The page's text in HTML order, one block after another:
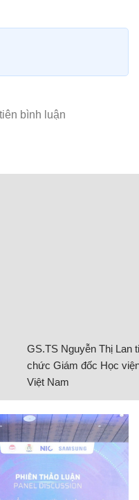
GS.TS Nguyễn Thị Lan
chức Giám đốc Học
Việt Nam